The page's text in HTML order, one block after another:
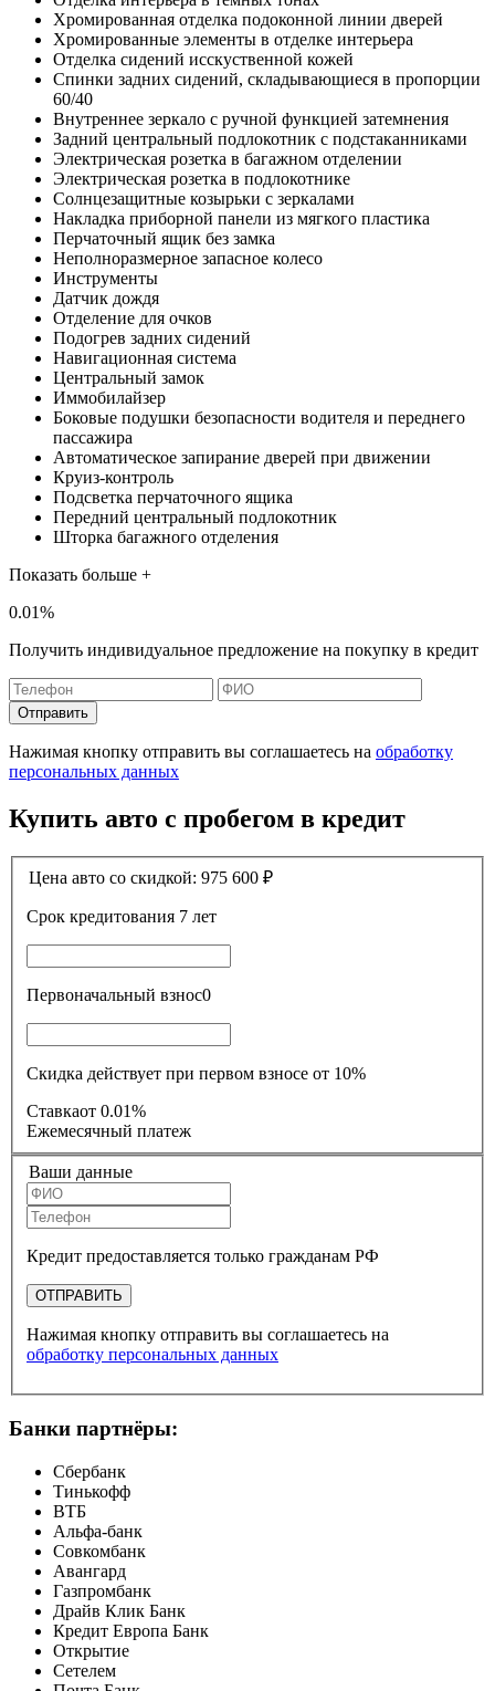
Хромированная отделка подоконной линии дверей
Хромированные элементы в отделке интерьера
Отделка сидений исскуственной кожей
Спинки задних сидений, складывающиеся в пропорции
60/40
Внутреннее зеркало с ручной функцией затемнения
Задний центральный подлокотник с подстаканниками
Электрическая розетка в багажном отделении
Электрическая розетка в подлокотнике
Солнцезащитные козырьки с зеркалами
Накладка приборной панели из мягкого пластика
Перчаточный ящик без замка
Неполноразмерное запасное колесо
Инструменты
Датчик дождя
Отделение для очков
Подогрев задних сидений
Навигационная система
Центральный замок
Иммобилайзер
Боковые подушки безопасности водителя и переднего
пассажира
Автоматическое запирание дверей при движении
Круиз-контроль
Подсветка перчаточного ящика
Передний центральный подлокотник
Шторка багажного отделения
Показать больше +
0.01%
Получить индивидуальное предложение на покупку в кредит
Отправить
Нажимая кнопку отправить вы соглашаетесь на обработку
персональных данных
Купить авто с пробегом в кредит
Цена авто со скидкой: 975 600 ₽
Срок кредитования 7 лет
Первоначальный взнос0
Скидка действует при первом взносе от 10%
Ставкаот 0.01%
Ежемесячный платеж
Ваши данные
Кредит предоставляется только гражданам РФ
ОТПРАВИТЬ
Нажимая кнопку отправить вы соглашаетесь на
обработку персональных данных
Банки партнёры:
Сбербанк
Тинькофф
ВТБ
Альфа-банк
Совкомбанк
Авангард
Газпромбанк
Драйв Клик Банк
Кредит Европа Банк
Открытие
Сетелем